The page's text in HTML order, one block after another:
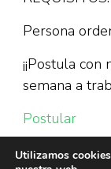
Persona
¡¡Postula
semana a
Postular
Utilizamos